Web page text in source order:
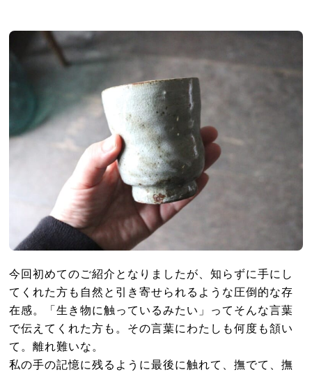
今回初めてのご紹介となりましたが、知らずに手にし
てくれた方も自然と引き寄せられるような圧倒的な存
在感。「生き物に触っているみたい」ってそんな言葉
で伝えてくれた方も。その言葉にわたしも何度も頷い
て。離れ難いな。
私の手の記憶に残るように最後に触れて、撫でて、撫